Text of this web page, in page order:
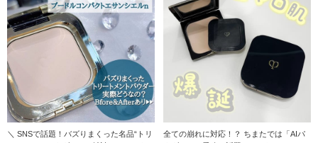
＼ SNSで話題！バズりまくった名品“トリ
全ての崩れに対応！？ ちまたでは「AIパ